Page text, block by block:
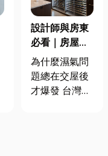
設計師與房東
必看｜房屋濕
氣重怎麼辦？
全屋除濕機＋
全熱交換器整
為什麼濕氣問
題總在交屋後
才爆發 台灣氣